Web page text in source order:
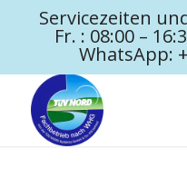
Servicezeiten
Fr. : 08:00 –
WhatsApp: